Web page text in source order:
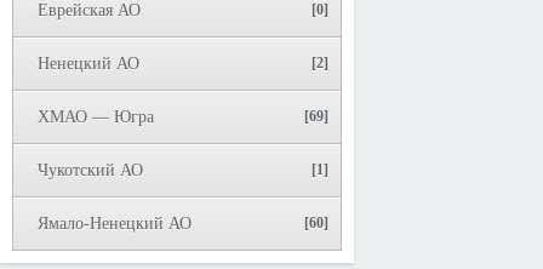
Еврейская АО [0]
Ненецкий АО [2]
ХМАО — Югра [69]
Чукотский АО [1]
Ямало-Ненецкий АО [60]